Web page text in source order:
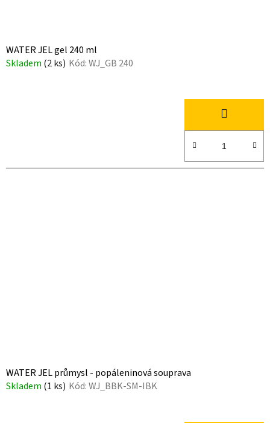
WATER JEL gel 240 ml
Skladem (2 ks) Kód:WJ_GB 240
WATER JEL průmysl - popáleninová souprava
Skladem (1 ks) Kód:WJ_BBK-SM-IBK